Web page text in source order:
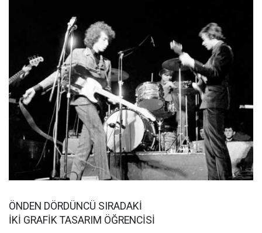
ÖNDEN DÖRDÜNCÜ SIRADAKİ
İKİ GRAFİK TASARIM ÖĞRENCİSİ